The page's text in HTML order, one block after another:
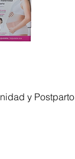
rápiday Postparto